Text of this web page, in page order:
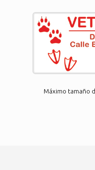
Máximo tamaño